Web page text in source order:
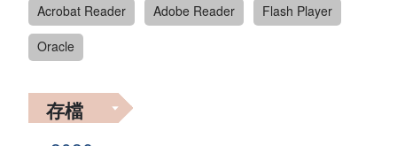
Acrobat Reader
Adobe Reader
Flash Player
Oracle
存檔